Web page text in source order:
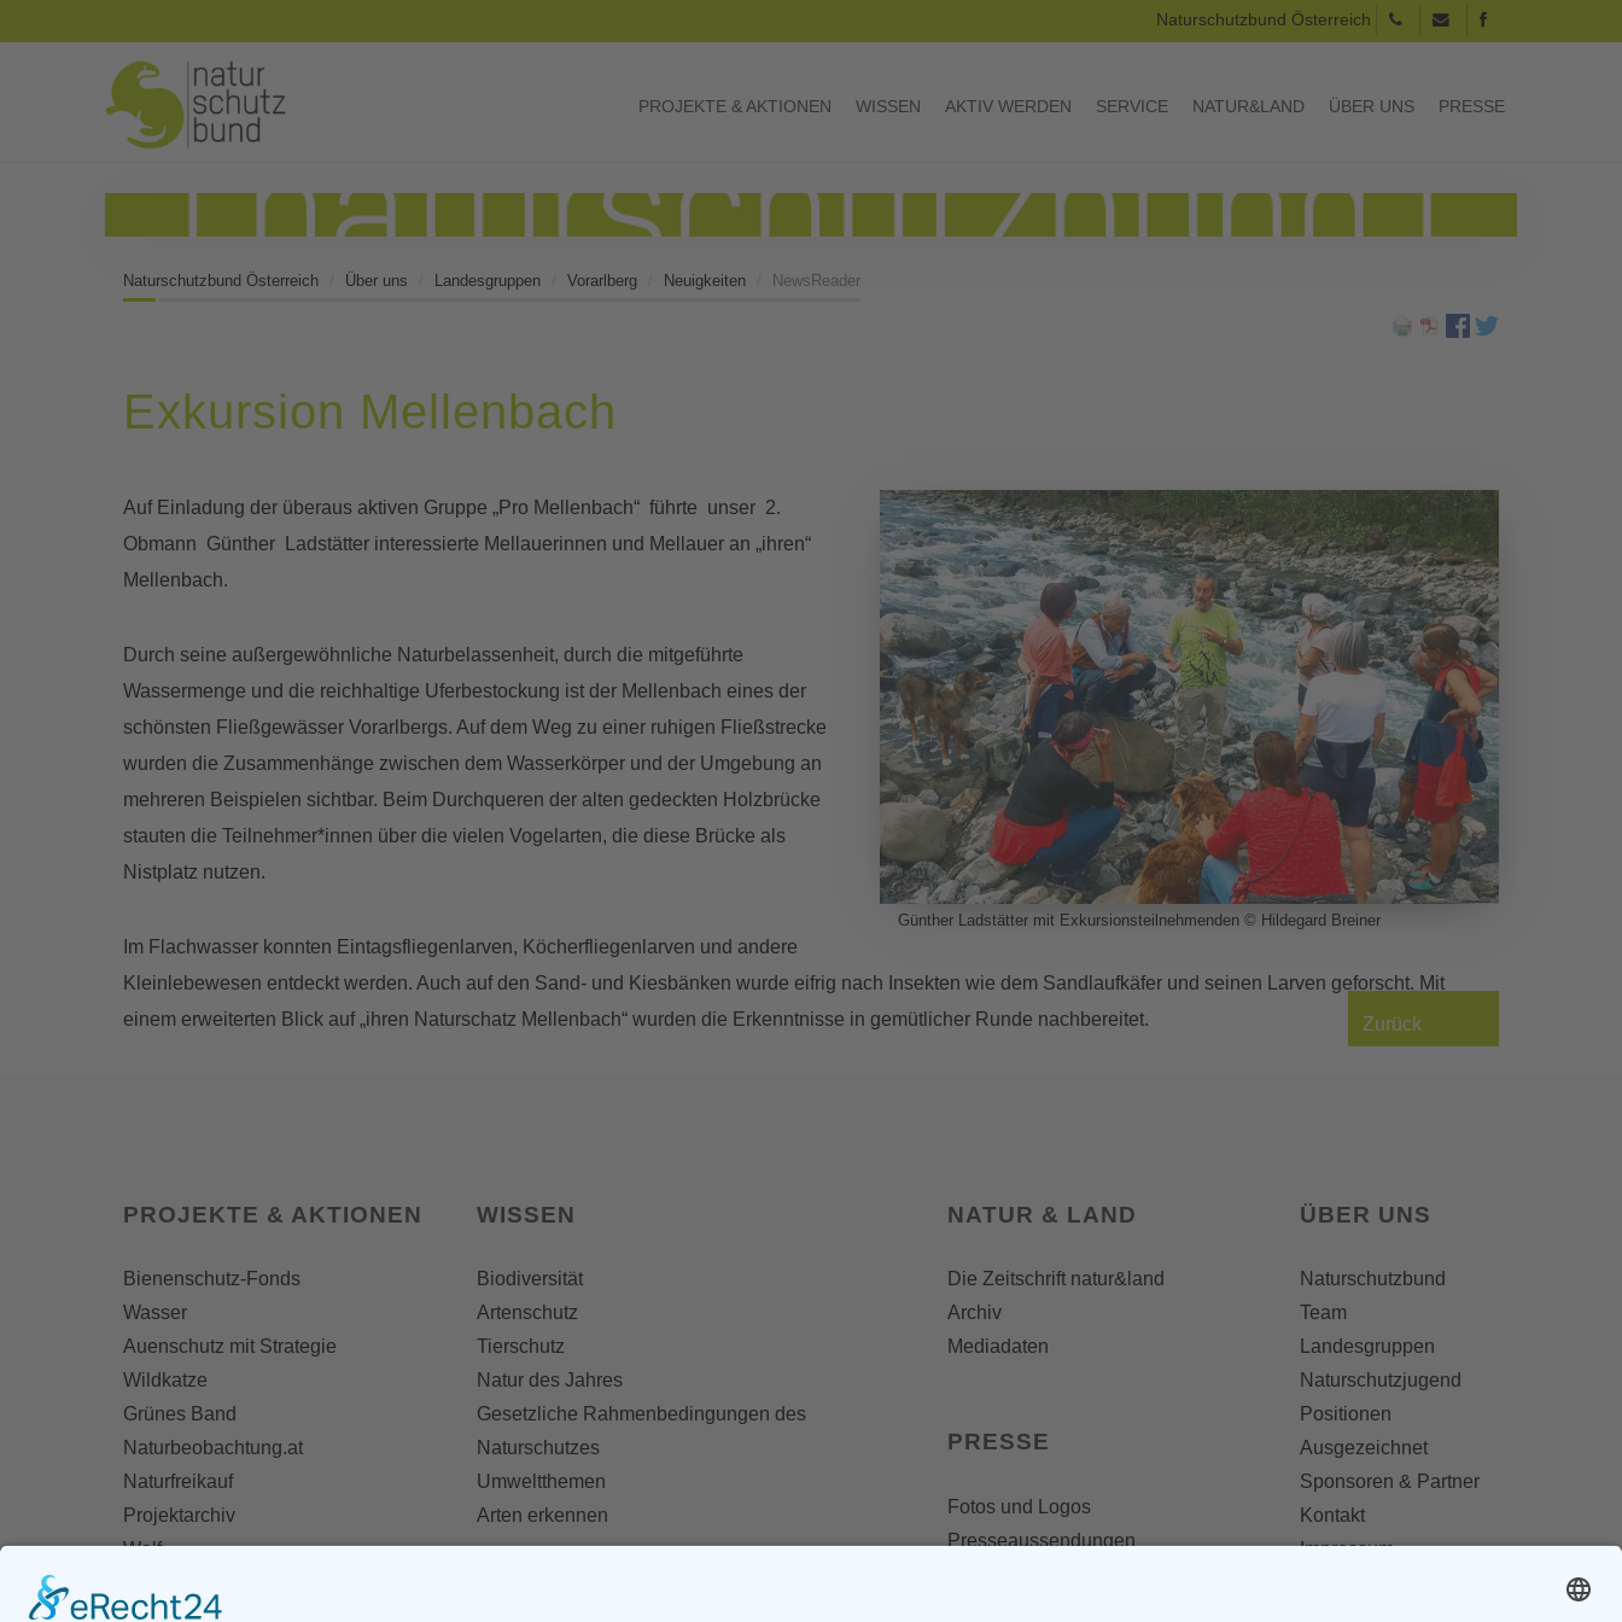
Naturschutzbund Österreich
PROJEKTE & AKTIONEN WISSEN AKTIV WERDEN SERVICE NATUR&LAND ÜBER UNS PRESSE
Naturschutzbund Österreich Über uns Landesgruppen Vorarlberg Neuigkeiten NewsReader
Exkursion Mellenbach
Günther Ladstätter mit Exkursionsteilnehmenden © Hildegard Breiner
Auf Einladung der überaus aktiven Gruppe „Pro Mellenbach“ führte unser 2.
Obmann Günther Ladstätter interessierte Mellauerinnen und Mellauer an „ihren“
Mellenbach.
Durch seine außergewöhnliche Naturbelassenheit, durch die mitgeführte
Wassermenge und die reichhaltige Uferbestockung ist der Mellenbach eines der
schönsten Fließgewässer Vorarlbergs. Auf dem Weg zu einer ruhigen Fließstrecke
wurden die Zusammenhänge zwischen dem Wasserkörper und der Umgebung an
mehreren Beispielen sichtbar. Beim Durchqueren der alten gedeckten Holzbrücke
stauten die Teilnehmer*innen über die vielen Vogelarten, die diese Brücke als
Nistplatz nutzen.
Im Flachwasser konnten Eintagsfliegenlarven, Köcherfliegenlarven und andere
Kleinlebewesen entdeckt werden. Auch auf den Sand- und Kiesbänken wurde eifrig nach Insekten wie dem Sandlaufkäfer und seinen Larven geforscht. Mit
einem erweiterten Blick auf „ihren Naturschatz Mellenbach“ wurden die Erkenntnisse in gemütlicher Runde nachbereitet.
Zurück
PROJEKTE & AKTIONEN
Bienenschutz-Fonds
Wasser
Auenschutz mit Strategie
Wildkatze
Grünes Band
Naturbeobachtung.at
Naturfreikauf
Projektarchiv
Wolf
WISSEN
Biodiversität
Artenschutz
Tierschutz
Natur des Jahres
Gesetzliche Rahmenbedingungen des
Naturschutzes
Umweltthemen
Arten erkennen
NATUR & LAND
Die Zeitschrift natur&land
Archiv
Mediadaten
PRESSE
Fotos und Logos
Presseaussendungen
ÜBER UNS
Naturschutzbund
Team
Landesgruppen
Naturschutzjugend
Positionen
Ausgezeichnet
Sponsoren & Partner
Kontakt
Impressum